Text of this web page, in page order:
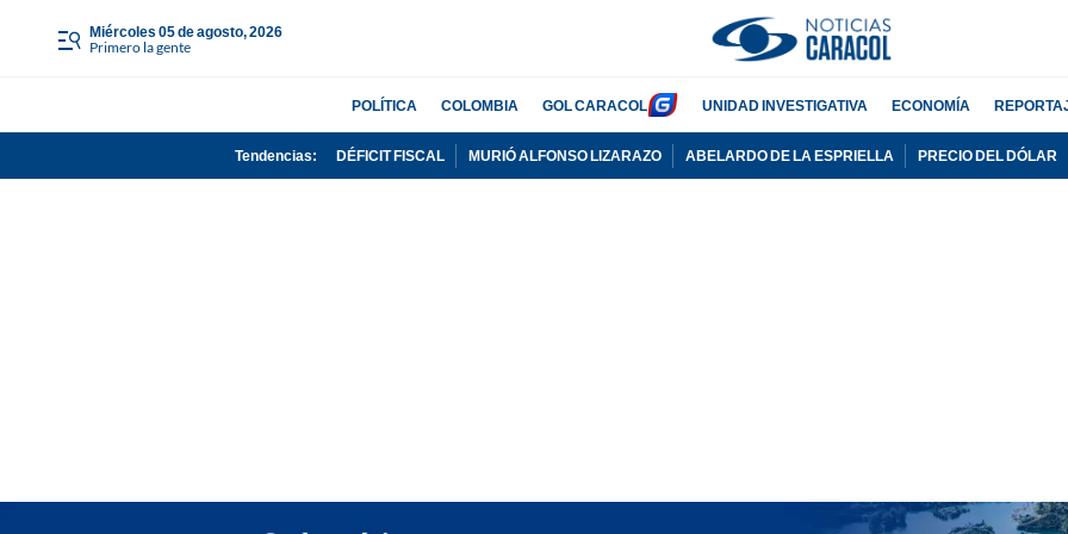
miércoles 05 de agosto, 2026
Primero la gente
POLÍTICA COLOMBIA GOL CARACOL UNIDAD INVESTIGATIVA ECONOMÍA
Tendencias: DÉFICIT FISCAL MURIÓ ALFONSO LIZARAZO ABELARDO DE LA ESPRIELLA PRECIO DEL DÓLAR